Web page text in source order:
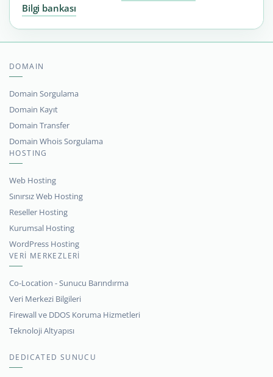
Bilgi bankası
DOMAIN
Domain Sorgulama
Domain Kayıt
Domain Transfer
Domain Whois Sorgulama
HOSTING
Web Hosting
Sınırsız Web Hosting
Reseller Hosting
Kurumsal Hosting
WordPress Hosting
VERİ MERKEZLERİ
Co-Location - Sunucu Barındırma
Veri Merkezi Bilgileri
Firewall ve DDOS Koruma Hizmetleri
Teknoloji Altyapısı
DEDICATED SUNUCU